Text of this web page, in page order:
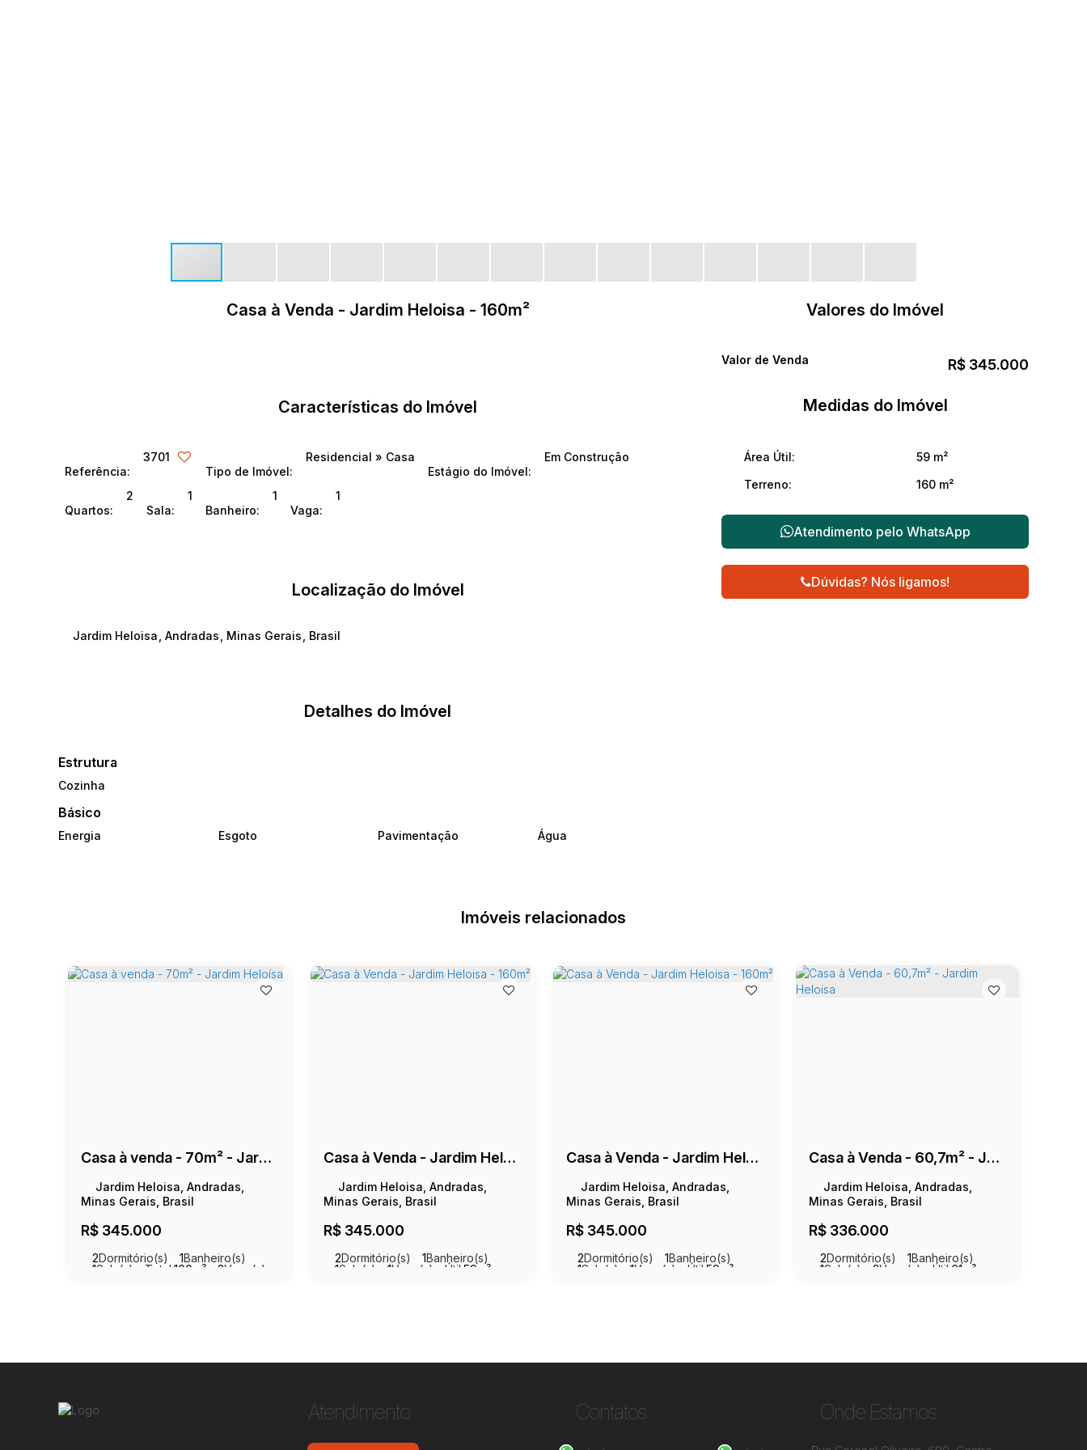
Casa à Venda - Jardim Heloisa - 160m²
Características do Imóvel
Referência:
3701
Tipo de Imóvel:
Residencial » Casa
Estágio do Imóvel:
Em Construção
Quartos:
2
Sala:
1
Banheiro:
1
Vaga:
1
Localização do Imóvel
Jardim Heloisa Andradas Minas Gerais Brasil
Detalhes do Imóvel
Estrutura
Cozinha
Básico
Energia Esgoto Pavimentação Água
Valores do Imóvel
R$ 345.000
Valor de Venda
Medidas do Imóvel
Área Útil:
59 m²
Terreno:
160 m²
Atendimento pelo WhatsApp
Dúvidas? Nós ligamos!
Imóveis relacionados
Casa à venda - 70m² - Jardim Heloísa
R$ 345.000
Jardim Heloisa, Andradas,
Minas Gerais, Brasil
2Dormitório(s) 1Banheiro(s)
1Sala(s) Total: 100m² 2Vaga(s)
Casa à Venda - Jardim Heloisa - 160m²
R$ 345.000
Jardim Heloisa, Andradas,
Minas Gerais, Brasil
2Dormitório(s) 1Banheiro(s)
1Sala(s) 1Vaga(s) Útil: 59m²
Casa à Venda - Jardim Heloisa - 160m²
R$ 345.000
Jardim Heloisa, Andradas,
Minas Gerais, Brasil
2Dormitório(s) 1Banheiro(s)
1Sala(s) 1Vaga(s) Útil: 59m²
Casa à Venda - 60,7m² - Jardim Heloisa
R$ 336.000
Jardim Heloisa, Andradas,
Minas Gerais, Brasil
2Dormitório(s) 1Banheiro(s)
1Sala(s) 2Vaga(s) Útil: 61m²
Atendimento Contatos Onde Estamos